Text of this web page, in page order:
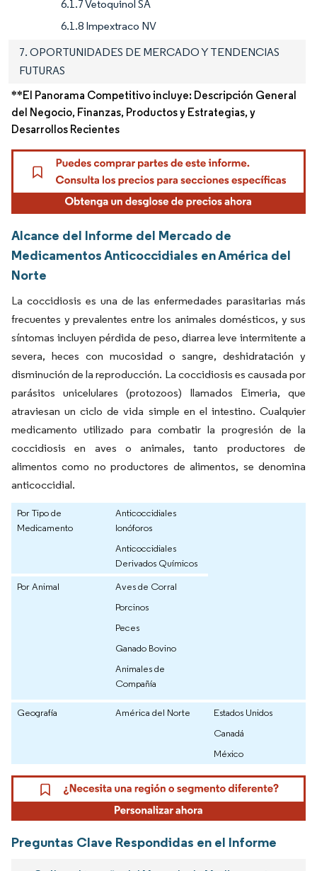
6.1.7 Vetoquinol SA
6.1.8 Impextraco NV
7. OPORTUNIDADES DE MERCADO Y TENDENCIAS
FUTURAS
**El Panorama Competitivo incluye: Descripción General
del Negocio, Finanzas, Productos y Estrategias, y
Desarrollos Recientes
Alcance del Informe del Mercado de
Medicamentos Anticoccidiales en América del
Norte
La coccidiosis es una de las enfermedades parasitarias más
frecuentes y prevalentes entre los animales domésticos, y sus
síntomas incluyen pérdida de peso, diarrea leve intermitente a
severa, heces con mucosidad o sangre, deshidratación y
disminución de la reproducción. La coccidiosis es causada por
parásitos unicelulares (protozoos) llamados Eimeria, que
atraviesan un ciclo de vida simple en el intestino. Cualquier
medicamento utilizado para combatir la progresión de la
coccidiosis en aves o animales, tanto productores de
alimentos como no productores de alimentos, se denomina
anticoccidial.
Por Tipo de
Medicamento
Anticoccidiales
Ionóforos
Anticoccidiales
Derivados Químicos
Por Animal
Aves de Corral
Porcinos
Peces
Ganado Bovino
Animales de
Compañía
Geografía América del Norte
Estados Unidos
Canadá
México
Preguntas Clave Respondidas en el Informe